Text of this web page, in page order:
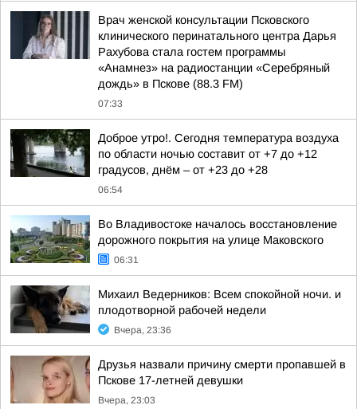
Врач женской консультации Псковского
клинического перинатального центра Дарья
Рахубова стала гостем программы
«Анамнез» на радиостанции «Серебряный
дождь» в Пскове (88.3 FM)
07:33
Доброе утро!. Сегодня температура воздуха
по области ночью составит от +7 до +12
градусов, днём – от +23 до +28
06:54
Во Владивостоке началось восстановление
дорожного покрытия на улице Маковского
06:31
Михаил Ведерников: Всем спокойной ночи. и
плодотворной рабочей недели
Вчера, 23:36
Друзья назвали причину смерти пропавшей в
Пскове 17-летней девушки
Вчера, 23:03